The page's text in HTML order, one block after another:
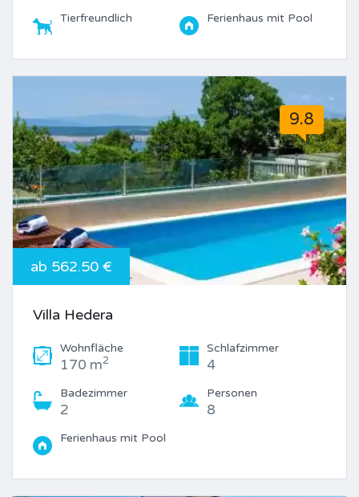
Tierfreundlich Ferienhaus mit Pool
9.8
ab 562.50 €
Villa Hedera
Wohnfläche
170 m2
Schlafzimmer
4
Badezimmer
2
Personen
8
Ferienhaus mit Pool